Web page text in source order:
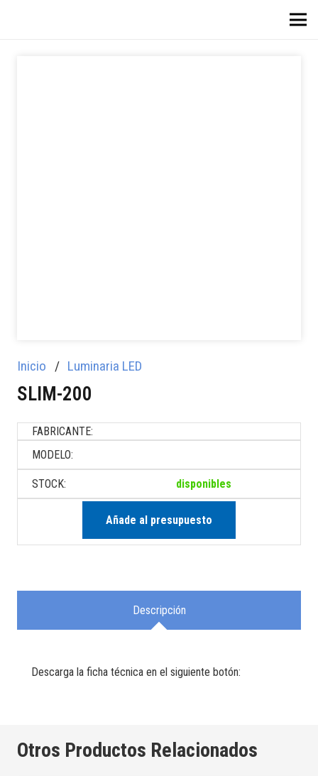
Inicio / Luminaria LED
SLIM-200
FABRICANTE:
MODELO:
STOCK: disponibles
Añade al presupuesto
Descripción
Descarga la ficha técnica en el siguiente botón:
Otros Productos Relacionados